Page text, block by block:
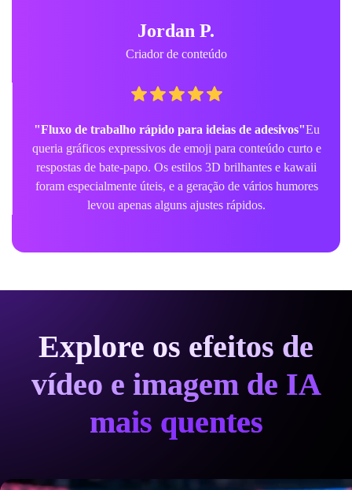
Jordan P.
Criador de conteúdo
"Fluxo de trabalho rápido para ideias de adesivos"Eu
queria gráficos expressivos de emoji para conteúdo curto e
respostas de bate-papo. Os estilos 3D brilhantes e kawaii
foram especialmente úteis, e a geração de vários humores
levou apenas alguns ajustes rápidos.
Explore os efeitos de
vídeo e imagem de IA
mais quentes